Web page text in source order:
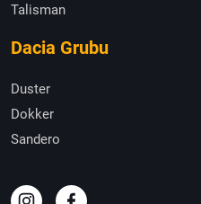
Talisman
Dacia Grubu
Duster
Dokker
Sandero